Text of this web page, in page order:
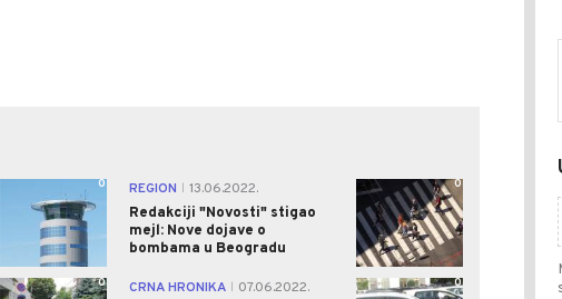
0 REGION
13.06.2022.
Redakciji "Novosti" stigao
mejl: Nove dojave o
bombama u Beogradu
0
0 CRNA HRONIKA
07.06.2022.
0